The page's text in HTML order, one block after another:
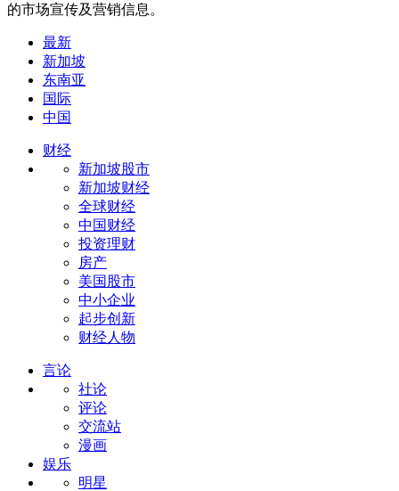
的市场宣传及营销信息。
最新
新加坡
东南亚
国际
中国
财经
新加坡股市
新加坡财经
全球财经
中国财经
投资理财
房产
美国股市
中小企业
起步创新
财经人物
言论
社论
评论
交流站
漫画
娱乐
明星